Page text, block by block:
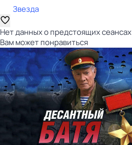
Звезда
Нет данных о предстоящих сеансах
Вам может понравиться